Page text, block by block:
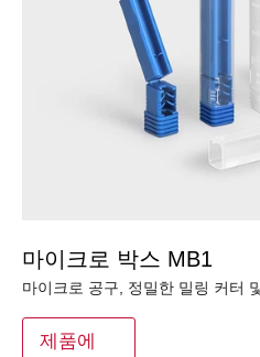
마이크로 박스 MB1
마이크로 공구, 정밀한 밀링 커터
제품에